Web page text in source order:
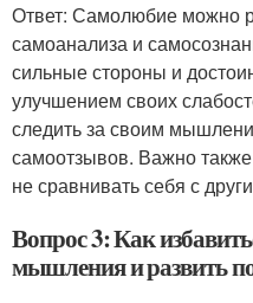
Ответ: Самолюбие можно
самоанализа и
сильные стороны и
улучшением своих
следить за своим
самоотзывов. Важно
не сравнивать себя с
Вопрос 3: Как
мышления и развить